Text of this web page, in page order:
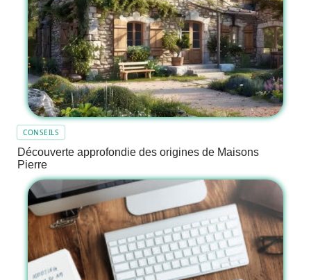
CONSEILS
Découverte approfondie des origines de Maisons
Pierre